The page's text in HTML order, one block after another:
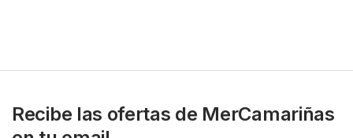
Recibe las ofertas de MerCamariñas